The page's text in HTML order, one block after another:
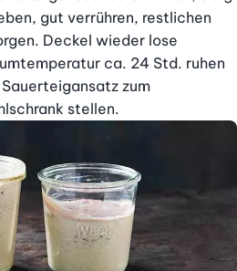
gut verrühren, restlichen
Deckel wieder lose
ca. 24 Std. ruhen
zum
stellen.